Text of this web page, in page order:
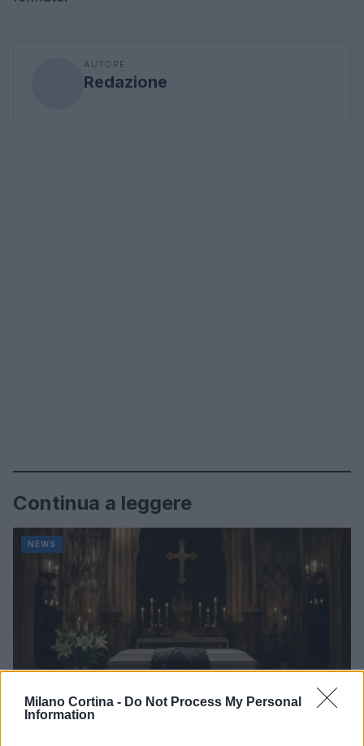
Milano Cortina - Do Not Process My Personal
Information
AUTORE
Redazione
Continua a leggere
NEWS